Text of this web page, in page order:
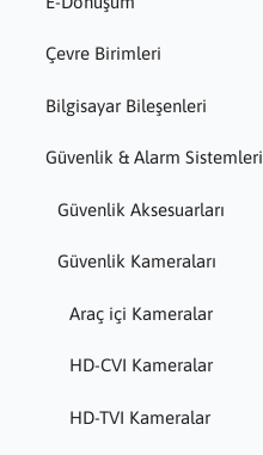
Çevre Birimleri
Bilgisayar Bileşenleri
Güvenlik & Alarm Sistemleri
Güvenlik Aksesuarları
Güvenlik Kameraları
Araç içi Kameralar
HD-CVI Kameralar
HD-TVI Kameralar